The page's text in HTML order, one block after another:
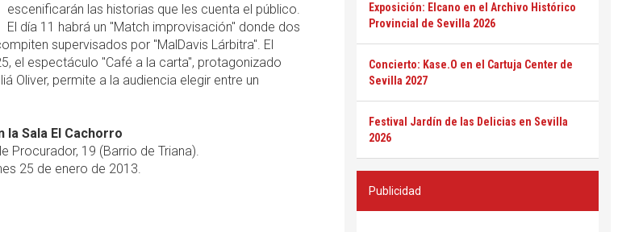
escenificarán las historias que les cuenta el público.
El día 11 habrá un "Match improvisación" donde dos
supervisados por "MalDavis Lárbitra". El
el espectáculo "Café a la carta", protagonizado
Oliver, permite a la audiencia elegir entre un
Sala El Cachorro
Procurador, 19 (Barrio de Triana).
25 de enero de 2013.
Exposición: Elcano en el Archivo Histórico
Provincial de Sevilla 2026
Concierto: Kase.O en el Cartuja Center de
Sevilla 2027
Festival Jardín de las Delicias en Sevilla
2026
Publicidad